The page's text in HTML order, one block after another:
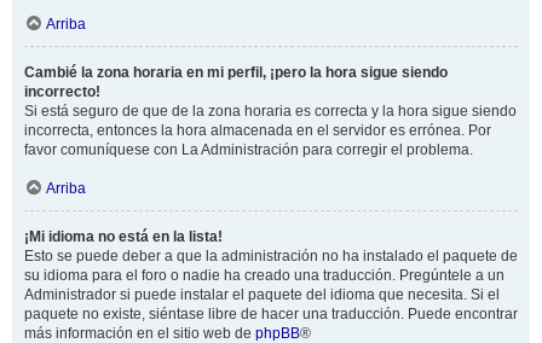
Arriba
Cambié la zona horaria en mi perfil, ¡pero la hora sigue siendo
incorrecto!
Si está seguro de que de la zona horaria es correcta y la hora sigue siendo
incorrecta, entonces la hora almacenada en el servidor es errónea. Por
favor comuníquese con La Administración para corregir el problema.
Arriba
¡Mi idioma no está en la lista!
Esto se puede deber a que la administración no ha instalado el paquete de
su idioma para el foro o nadie ha creado una traducción. Pregúntele a un
Administrador si puede instalar el paquete del idioma que necesita. Si el
paquete no existe, siéntase libre de hacer una traducción. Puede encontrar
más información en el sitio web de phpBB®